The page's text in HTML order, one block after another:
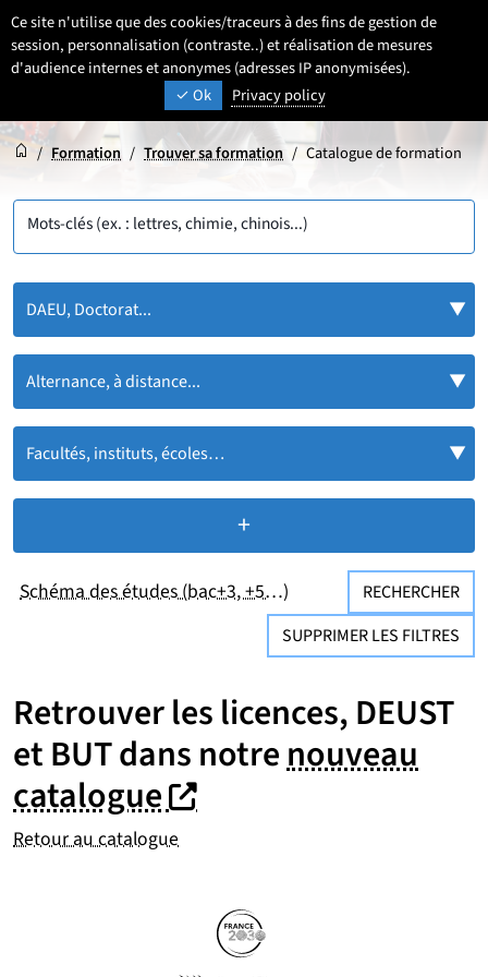
Ce site n'utilise que des cookies/traceurs à des fins de gestion de
session, personnalisation (contraste..) et réalisation de mesures
d'audience internes et anonymes (adresses IP anonymisées).
Ok
Privacy policy
Aller
au
contenu
Aller
au
menu
Aller
au
pied
page
UNIVERSITÉ DE LILLE
INSPIRONS DEMAIN
ParamétrageSélectionner une
FR
- Français
Accueil
Accueil
/ Formation / Trouver sa formation / Catalogue de formation
Mots-clés (ex. : lettres, chimie, chinois...)
DAEU, Doctorat...
Alternance, à distance...
Facultés, instituts, écoles…
+de critères de
Schéma des études (bac+3, +5…)
RECHERCHER
SUPPRIMER LES FILTRES
Retrouver les licences, DEUST
et BUT dans notrenouveau
catalogue(nouvelle fenêtre)
(nouvelle fenêtre)
Retour au catalogue
(nouvelle fenêtre)